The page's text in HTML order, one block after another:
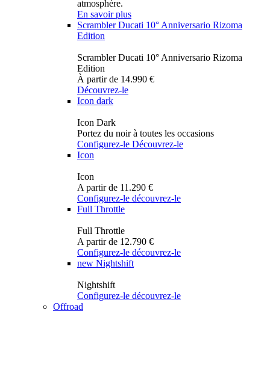
atmosphère.
En savoir plus
Scrambler Ducati 10° Anniversario Rizoma
Edition
Scrambler Ducati 10° Anniversario Rizoma
Edition
À partir de 14.990 €
Découvrez-le
Icon dark
Icon Dark
Portez du noir à toutes les occasions
Configurez-le Découvrez-le
Icon
Icon
A partir de 11.290 €
Configurez-le découvrez-le
Full Throttle
Full Throttle
A partir de 12.790 €
Configurez-le découvrez-le
new Nightshift
Nightshift
Configurez-le découvrez-le
Offroad